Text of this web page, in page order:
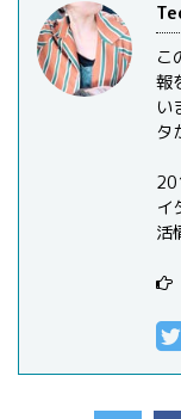
こ
報
い
タ
イ
活